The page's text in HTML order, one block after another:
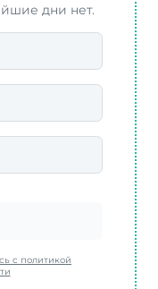
дни нет.
с политикой